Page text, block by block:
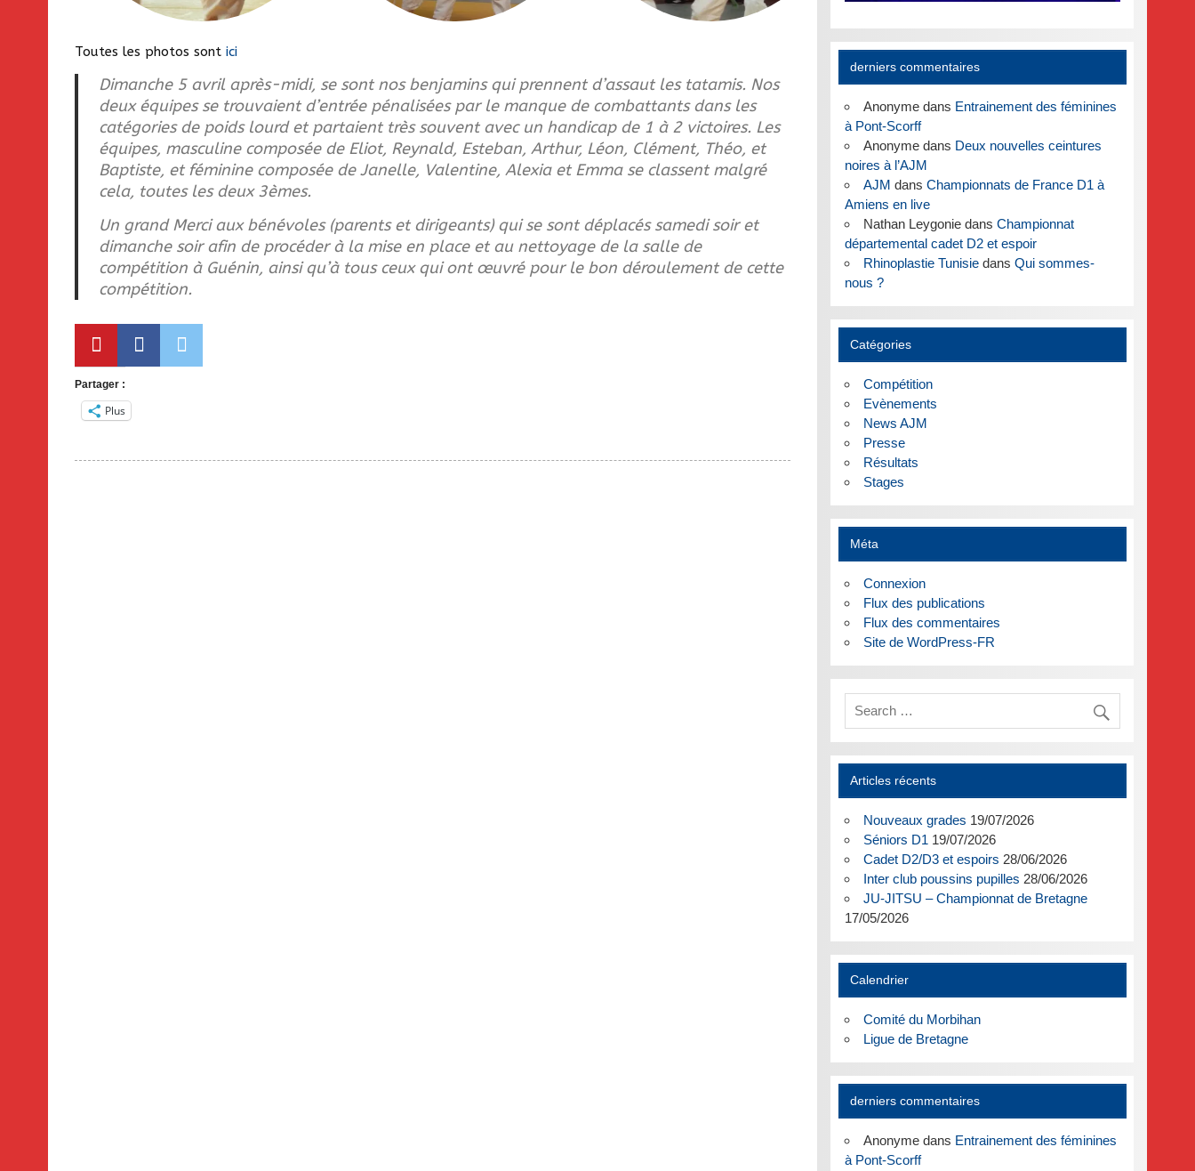
Toutes les photos sontici
Dimanche 5 avril après-midi, se sont nos benjamins qui prennent d’assaut les tatamis. Nos
deux équipes se trouvaient d’entrée pénalisées par le manque de combattants dans les
catégories de poids lourd et partaient très souvent avec un handicap de 1 à 2 victoires. Les
équipes, masculine composée de Eliot, Reynald, Esteban, Arthur, Léon, Clément, Théo, et
Baptiste, et féminine composée de Janelle, Valentine, Alexia et Emma se classent malgré
cela, toutes les deux 3èmes.
Un grand Merci aux bénévoles (parents et dirigeants) qui se sont déplacés samedi soir et
dimanche soir afin de procéder à la mise en place et au nettoyage de la salle de
compétition à Guénin, ainsi qu’à tous ceux qui ont œuvré pour le bon déroulement de cette
compétition.
Partager :
Plus
derniers commentaires
Anonymedans Entrainement des féminines
à Pont-Scorff
Anonymedans Deux nouvelles ceintures
noires à l’AJM
AJM dans Championnats de France D1 à
Amiens en live
Nathan Leygoniedans Championnat
départemental cadet D2 et espoir
Rhinoplastie Tunisiedans Qui sommes-
nous ?
Catégories
Compétition
Evènements
News AJM
Presse
Résultats
Stages
Méta
Connexion
Flux des publications
Flux des commentaires
Site de WordPress-FR
Articles récents
Nouveaux grades 19/07/2026
Séniors D1 19/07/2026
Cadet D2/D3 et espoirs 28/06/2026
Inter club poussins pupilles 28/06/2026
JU-JITSU – Championnat de Bretagne
17/05/2026
Calendrier
Comité du Morbihan
Ligue de Bretagne
derniers commentaires
Anonymedans Entrainement des féminines
à Pont-Scorff